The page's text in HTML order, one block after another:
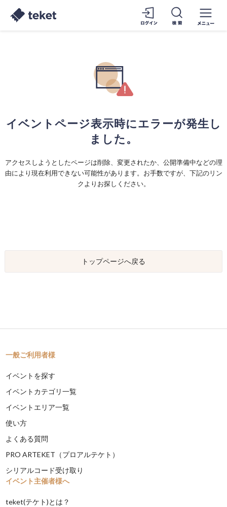
イベントページ表示時にエラーが発生し
ました。
アクセスしようとしたページは削除、変更されたか、公開準備中などの理
由により現在利用できない可能性があります。お手数ですが、下記のリン
クよりお探しください。
トップページへ戻る
一般ご利用者様
イベントを探す
イベントカテゴリ一覧
イベントエリア一覧
使い方
よくある質問
PRO ARTEKET（プロアルテケト）
シリアルコード受け取り
イベント主催者様へ
teket(テケト)とは？